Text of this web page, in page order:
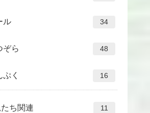
ル 34
ぞら 48
ぷく 16
ち関連 11